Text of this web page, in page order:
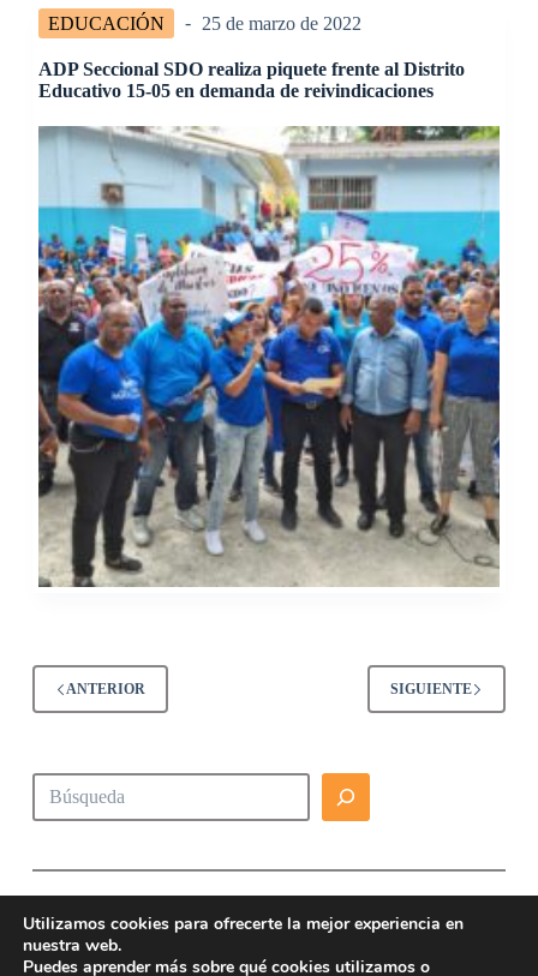
EDUCACIÓN 25 de marzo de 2022
ADP Seccional SDO realiza piquete frente al Distrito
Educativo 15-05 en demanda de reivindicaciones
ANTERIOR SIGUIENTE
Buscar
Utilizamos cookies para ofrecerte la mejor experiencia en
nuestra web.
Puedes aprender más sobre qué cookies utilizamos o